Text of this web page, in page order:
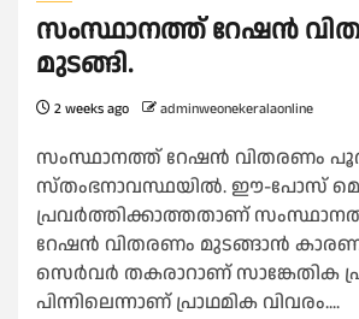
സംസ്ഥാനത്ത് റേഷൻ
മുടങ്ങി.
2 weeks ago adminweonekeralaonline
സംസ്ഥാനത്ത് റേഷൻ വിതരണം
സ്തംഭനാവസ്ഥയിൽ. ഈ-പോസ്
പ്രവർത്തിക്കാത്തതാണ്
റേഷൻ വിതരണം മുടങ്ങാൻ
സെർവർ തകരാറാണ് സാങ്കേതിക
പിന്നിലെന്നാണ് പ്രാഥമിക വിവരം....